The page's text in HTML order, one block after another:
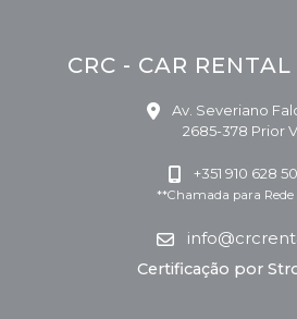
CRC - CAR
Av. Severiano
2685-378 Prior
+351 910 628
**Chamada para Rede
Certificação por